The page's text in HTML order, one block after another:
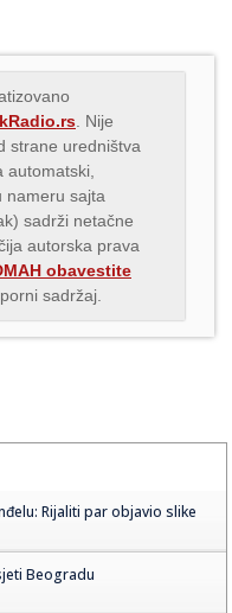
. Nije
strane uredništva
automatski,
nameru sajta
sadrži netačne
autorska prava
obavestite
sadržaj.
Rijaliti par objavio slike
Beogradu